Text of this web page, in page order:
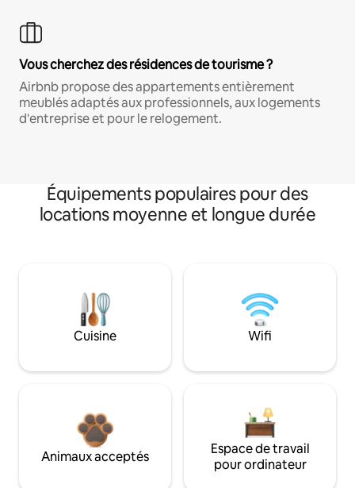
Vous cherchez des résidences de tourisme ?
Airbnb propose des appartements entièrement
meublés adaptés aux professionnels, aux logements
d'entreprise et pour le relogement.
Équipements populaires pour des
locations moyenne et longue durée
Cuisine Wifi
Animaux acceptés
Espace de travail
pour ordinateur